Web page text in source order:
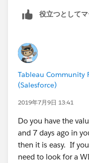
And
"24 HR Average"
SUM(IF
then use those
current rate.
役立つとしてマ
Tableau Community
(Salesforce)
2019年7月9日 13:41
Do you have the
and 7 days ago in
then it is easy. If
need to look for a